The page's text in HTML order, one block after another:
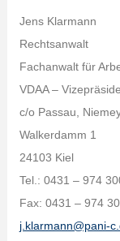
Jens Klarmann
Rechtsanwalt
Fachanwalt für
VDAA –
c/o Passau,
Walkerdamm 1
24103 Kiel
Tel.: 0431 – 974
Fax: 0431 – 974
j.klarmann@pani-